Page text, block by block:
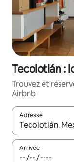
Tecolotlán :
Trouvez et
Airbnb
Adresse
Lorsque les
Arrivée